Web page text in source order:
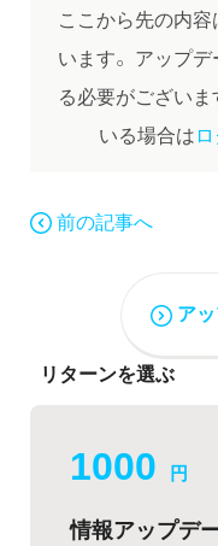
ここから先の内
います。 アップ
る必要がございま
いる場合は
前の記事へ
ア
リターンを選ぶ
1000 円
情報アップデ